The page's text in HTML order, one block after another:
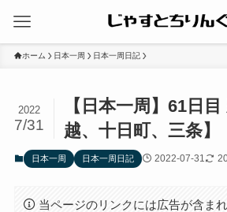
ホーム 日本一周 日本一周日記
【日本一周】61日
越、十日町、三条】
2022
7/31
日本一周 日本一周日記 2022-07-31
当ページのリンクには広告が含まれ